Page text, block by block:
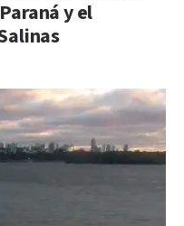
y el